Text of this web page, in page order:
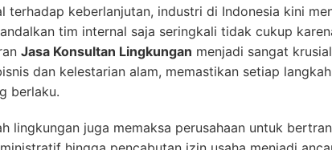
keberlanjutan, industri di Indonesia kini
tim internal saja seringkali tidak cukup
Jasa Konsultan Lingkungan menjadi sangat
dan kelestarian alam, memastikan setiap
berlaku.
lingkungan juga memaksa perusahaan untuk